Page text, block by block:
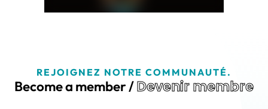
REJOIGNEZ NOTRE COMMUNAUTÉ.
Become a member /Devenir membre